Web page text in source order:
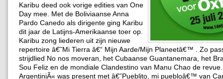
Karibu deed ook vorige edities van One
Day mee. Met de Boliviaanse Anna
Pardo Canedo als dirigente ging Karibu
dit jaar de Latijns-Amerikaanse toer op.
Karibu zong liederen uit zijn nieuwe
repertoire â€˜Mi Tierra â€“ Mijn Aarde/Mijn Planeetâ€™ . Zo
strijdlied No nos moveran, het Cubaanse Guantanemara, het
Sou Feliz en de mondiale Clandestino van Manu Chao de
ArgentiniÃ« was present met â€˜Pueblito, mi puebloâ€™ van